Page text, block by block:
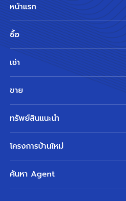
หน้าแรก
ซื้อ
เช่า
ขาย
ทรัพย์สินแนะนำ
โครงการบ้านใหม่
ค้นหา Agent